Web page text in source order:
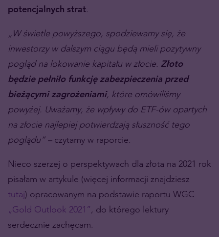
potencjalnych strat.
„W świetle powyższego, spodziewamy się, że
inwestorzy w dalszym ciągu będą mieli pozytywny
pogląd na lokowanie kapitału w złocie. Złoto
będzie pełniło funkcję zabezpieczenia przed
bieżącymi zagrożeniami, które omówiliśmy
powyżej. Uważamy, że wpływy do ETF-ów opartych
na złocie najlepiej potwierdzają słuszność tego
poglądu” –czytamy w raporcie.
Nieco szerzej o perspektywach dla złota na 2021 rok
pisałam w artykule (więcej informacji znajdziesz
tutaj) opracowanym na podstawie raportu WGC
„Gold Outlook 2021”, do którego lektury
serdecznie zachęcam.